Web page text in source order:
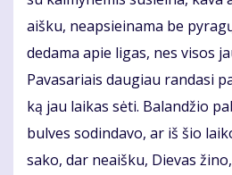
aiš­ku, neap­si­ei­na­ma be
de­da­ma apie li­gas, nes vi­sos
Pa­va­sa­riais dau­giau ran­da­si
ką jau lai­kas sė­ti. Ba­lan­džio
bul­ves so­din­da­vo, ar iš šio
sa­ko, dar ne­aiš­ku, Die­vas